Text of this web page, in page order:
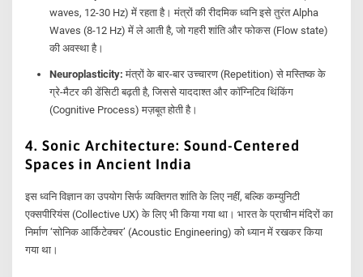
waves, 12-30 Hz) में रहता है। मंत्रों की रीदमिक ध्वनि इसे तुरंत Alpha
Waves (8-12 Hz) में ले आती है, जो गहरी शांति और फोकस (Flow state)
की अवस्था है।
Neuroplasticity: मंत्रों के बार-बार उच्चारण (Repetition) से मस्तिष्क के
ग्रे-मैटर की डेंसिटी बढ़ती है, जिससे याददाश्त और कॉग्निटिव थिंकिंग
(Cognitive Process) मज़बूत होती है।
4. Sonic Architecture: Sound-Centered
Spaces in Ancient India
इस ध्वनि विज्ञान का उपयोग सिर्फ व्यक्तिगत शांति के लिए नहीं, बल्कि कम्युनिटी
एक्सपीरियंस (Collective UX) के लिए भी किया गया था। भारत के प्राचीन मंदिरों का
निर्माण ‘सोनिक आर्किटेक्चर’ (Acoustic Engineering) को ध्यान में रखकर किया
गया था।